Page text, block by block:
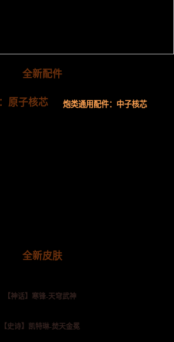
全新配件
原子核芯 炮类通用配件：中子核芯
全新皮肤
【神话】寒锋-天穹武神
【史诗】凯特琳-焚天金冕